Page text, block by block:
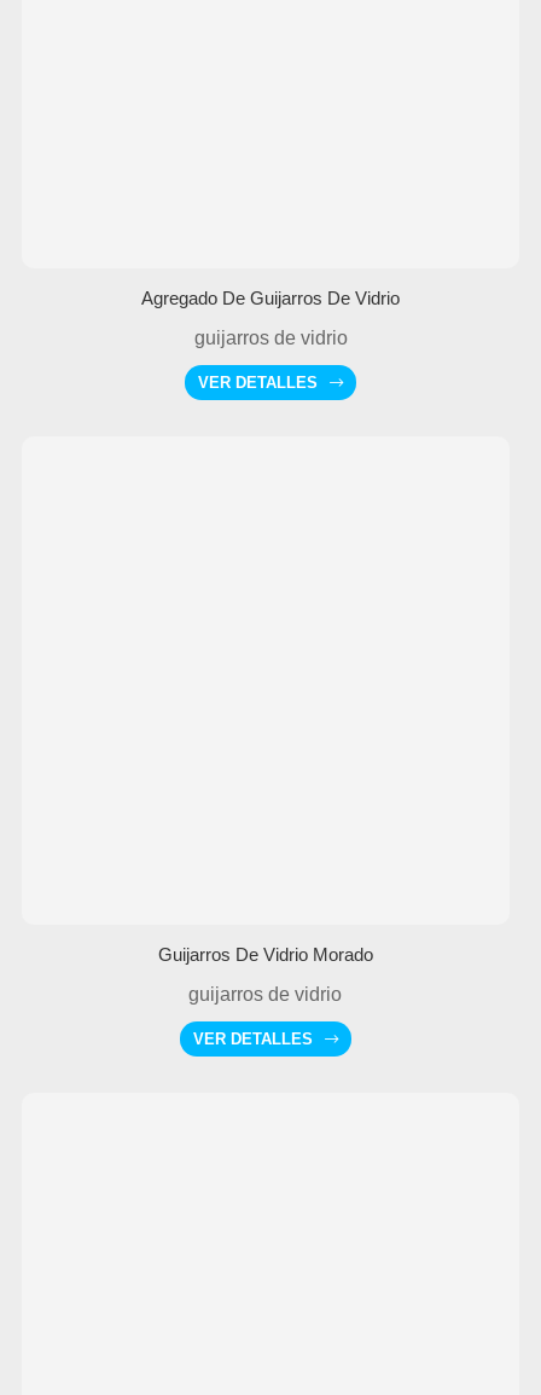
Agregado De Guijarros De Vidrio
guijarros de vidrio
VER DETALLES
Guijarros De Vidrio Morado
guijarros de vidrio
VER DETALLES